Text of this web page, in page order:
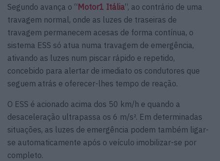
Segundo avança o “ Motor1 Itália“, ao contrário de uma
travagem normal, onde as luzes de traseiras de
travagem permanecem acesas de forma contínua, o
sistema ESS só atua numa travagem de emergência,
ativando as luzes num piscar rápido e repetido,
concebido para alertar de imediato os condutores que
seguem atrás e oferecer-lhes tempo de reação.
O ESS é acionado acima dos 50 km/h e quando a
desaceleração ultrapassa os 6 m/s². Em determinadas
situações, as luzes de emergência podem também ligar-
se automaticamente após o veículo imobilizar-se por
completo.